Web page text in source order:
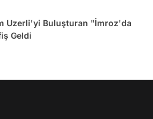
Uzerli'yi Buluşturan "İmroz'da
Geldi